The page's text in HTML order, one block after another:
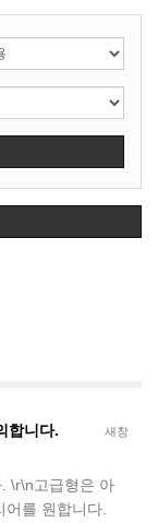
새창
합니다.
\r\n고급형은 아
를 원합니다.